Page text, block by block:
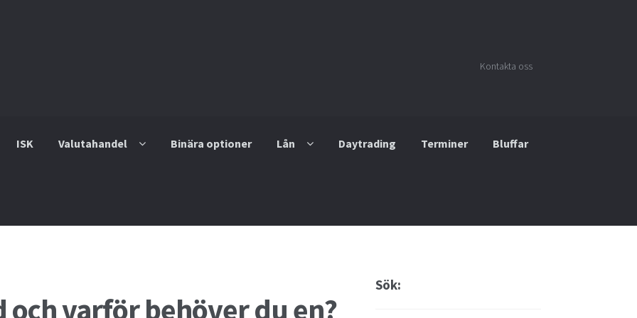
Kontakta oss
ISK Valutahandel Binära optioner Lån Daytrading Terminer Bluffar
Investera i syndfonder
och varför behöver du en?
Sök: